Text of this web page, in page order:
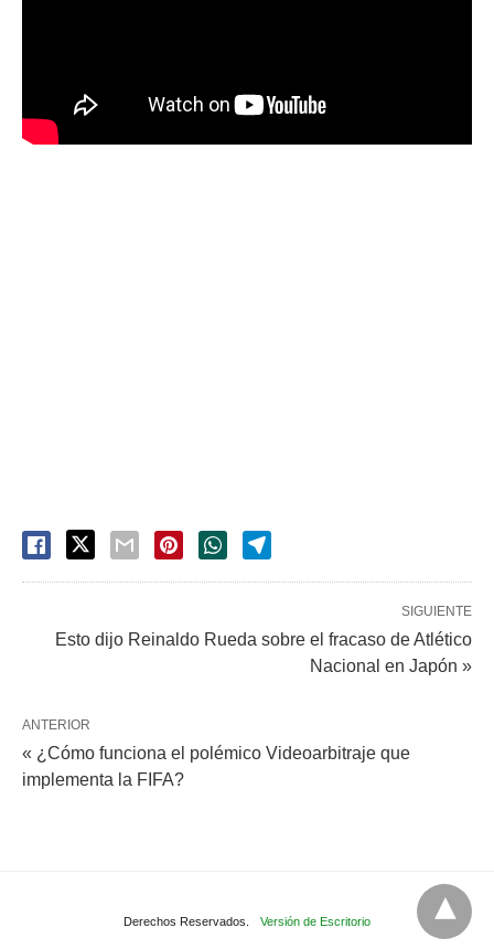
SIGUIENTE
Esto dijo Reinaldo Rueda sobre el fracaso de Atlético
Nacional en Japón »
ANTERIOR
« ¿Cómo funciona el polémico Videoarbitraje que
implementa la FIFA?
Derechos Reservados. Versión de Escritorio